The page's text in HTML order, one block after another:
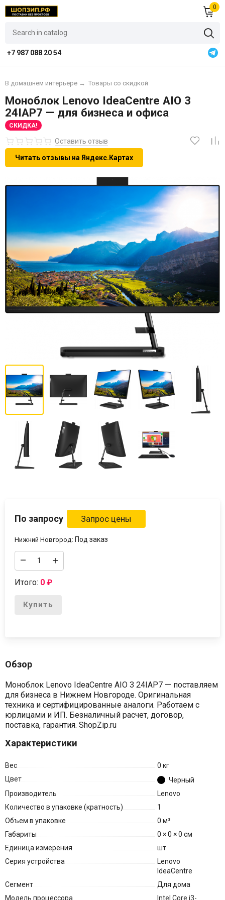
0
+7 987 088 20 54
В домашнем интерьере → Товары со скидкой
Моноблок Lenovo IdeaCentre AIO 3
24IAP7 — для бизнеса и офиса
СКИДКА!
Оставить отзыв
Читать отзывы на Яндекс.Картах
По запросу
Нижний Новгород: Под заказ
– +
Итого: 0₽
Купить
Обзор
Моноблок Lenovo IdeaCentre AIO 3 24IAP7 — поставляем
для бизнеса в Нижнем Новгороде. Оригинальная
техника и сертифицированные аналоги. Работаем с
юрлицами и ИП. Безналичный расчет, договор,
поставка, гарантия. ShopZip.ru
Характеристики
Вес
0 кг
Цвет
Черный
Производитель
Lenovo
Количество в упаковке (кратность)
1
Объем в упаковке
0 м³
Габариты
0 × 0 × 0 см
Единица измерения
шт
Серия устройства
Lenovo
IdeaCentre
Сегмент
Для дома
Модель процессора
Intel Core i3-